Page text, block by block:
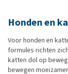
Honden en
Voor honden en
formules richten
katten dol op
bewegen